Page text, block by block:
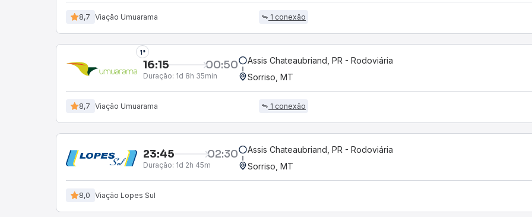
8,7 Viação Umuarama 1 conexão
1°
16:15 00:50
Duração: 1d 8h 35min
Assis Chateaubriand, PR - Rodoviária
Sorriso, MT
8,7 Viação Umuarama 1 conexão
23:45 02:30
Duração: 1d 2h 45m
Assis Chateaubriand, PR - Rodoviária
Sorriso, MT
8,0 Viação Lopes Sul